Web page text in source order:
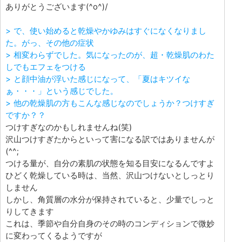
ありがとうございます(^o^)/
> で、使い始めると乾燥やかゆみはすぐになくなりまし
た。がっ、その他の症状
> 相変わらずでした。気になったのが、超・乾燥肌のわた
しでもエフェをつける
> と顔中油が浮いた感じになって、「夏はキツイな
ぁ・・・」という感じでした。
> 他の乾燥肌の方もこんな感じなのでしょうか？つけすぎ
ですか？？
つけすぎなのかもしれませんね(笑)
沢山つけすぎたからといって害になる訳ではありませんが
(^^;
つける量が、自分の素肌の状態を知る目安になるんですよ
ひどく乾燥している時は、当然、沢山つけないとしっとり
しません
しかし、角質層の水分が保持されていると、少量でしっと
りしてきます
これは、季節や自分自身のその時のコンディションで微妙
に変わってくるようですが